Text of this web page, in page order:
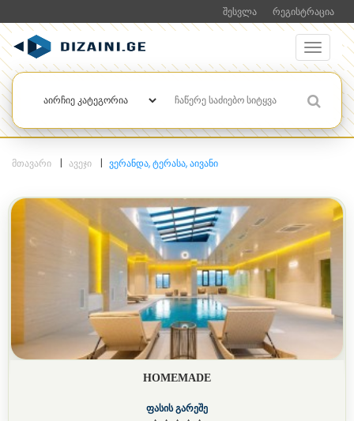
ᲨᲔᲡᲕᲚᲐ ᲠᲔᲒᲘᲡᲢᲠᲐᲪᲘᲐ
ᲛᲗᲐᲕᲐᲠᲘ ᲐᲕᲔᲯᲘ ᲕᲔᲠᲐᲜᲓᲐ, ᲢᲔᲠᲐᲡᲐ, ᲐᲘᲕᲐᲜᲘ
HOMEMADE
ფასის გარეშე